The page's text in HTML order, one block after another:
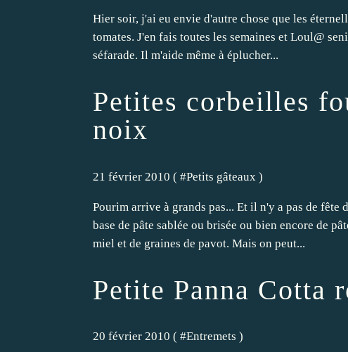
Hier soir, j'ai eu envie d'autre chose que les
tomates. J'en fais toutes les semaines et Loul@
séfarade. Il m'aide même à éplucher...
Petites corbeilles
noix
21 février 2010 ( #Petits gâteaux )
Pourim arrive à grands pas... Et il n'y a pas de fête
base de pâte sablée ou brisée ou bien encore de
miel et de graines de pavot. Mais on peut...
Petite Panna Cotta
20 février 2010 ( #Entremets )